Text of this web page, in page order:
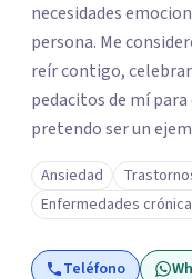
necesidades
persona. Me
reír contigo,
pedacitos de mí para
pretendo ser un
también sufre, llora,
tu tranquilidad
económico. A lo largo de mi camino he cuestionado
muchas de las
tradicional, porque
Ansiedad
Enfermedades
Teléfono